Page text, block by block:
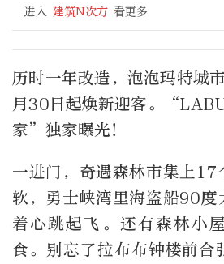
进入 建筑N次方 看更多
历时一年改造，泡泡玛特城
月30日起焕新迎客。
家”独家曝光！
一进门，奇遇森林市集上17
软，勇士峡湾里海盗船90度
着心跳起飞。还有森林小
食。别忘了拉布布钟楼前合